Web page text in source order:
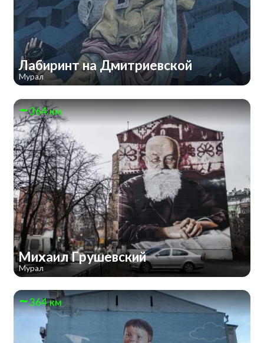
Лабиринт на Дмитриевской
Мурал
364 км
Михаил Грушевский
Мурал
364 км